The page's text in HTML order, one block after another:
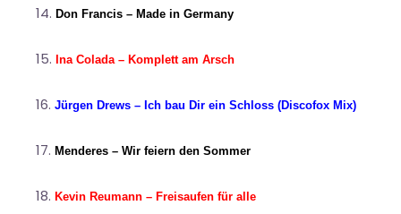
Don Francis – Made in Germany
Ina Colada – Komplett am Arsch
Jürgen Drews – Ich bau Dir ein Schloss (Discofox Mix)
Menderes – Wir feiern den Sommer
Kevin Reumann – Freisaufen für alle